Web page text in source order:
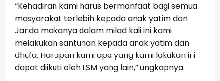
“Kehadiran kami harus bermanfaat bagi semua
masyarakat terlebih kepada anak yatim dan
Janda makanya dalam milad kali ini kami
melakukan santunan kepada anak yatim dan
dhufa. Harapan kami apa yang kami lakukan ini
dapat diikuti oleh LSM yang lain,” ungkapnya.